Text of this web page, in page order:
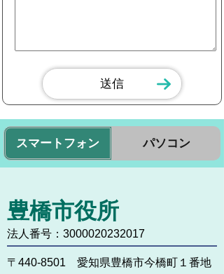
スマートフォン パソコン
豊橋市役所
法人番号：3000020232017
〒440-8501 愛知県豊橋市今橋町１番地